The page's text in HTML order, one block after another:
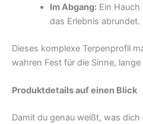
Im Abgang:Ein Hauch
das Erlebnis abrundet.
Dieses komplexe Terpenprofil
wahren Fest für die Sinne,
Produktdetails auf einen Blick
Damit du genau weißt, was